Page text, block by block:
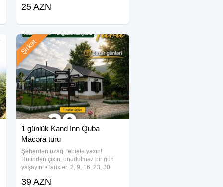
•Ekonom Paket: 25 azn •Standart
25 AZN
1 günlük Kand Inn Quba
Macəra turu
Şəhərdən uzaq, təbiətə yaxın!
Rutindən çıxın, unudulmaz bir gün
yaşayın! •Tarixlər: 2, 9, 16, 23, 30
proqramı: • Kand Inn - kənd
Şirkət
39 AZN